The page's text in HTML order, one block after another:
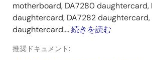
motherboard, DA7280 daughtercard,
daughtercard, DA7282 daughtercard,
daughtercard....続きを読む
推奨ドキュメント: